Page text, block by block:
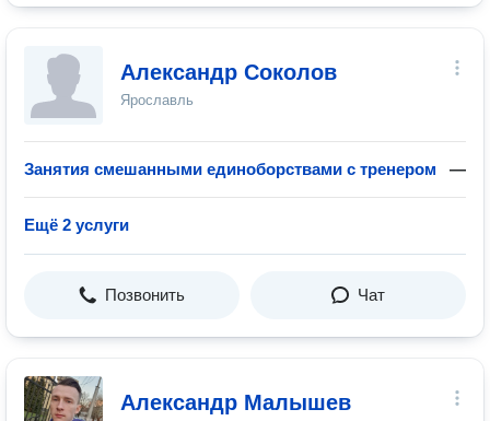
Александр Соколов
Ярославль
Занятия смешанными единоборствами с тренером —
Ещё 2 услуги
Позвонить Чат
Александр Малышев